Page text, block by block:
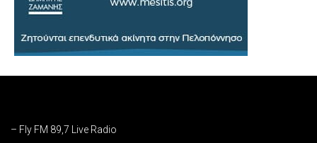
– Fly FM 89,7 Live Radio